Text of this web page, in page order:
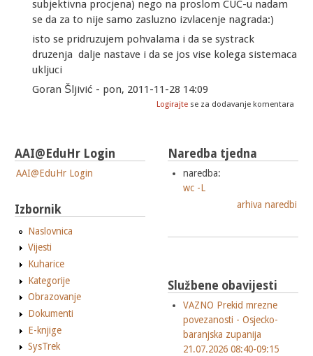
subjektivna procjena) nego na proslom CUC-u nadam
se da za to nije samo zasluzno izvlacenje nagrada:)
isto se pridruzujem pohvalama i da se systrack
druzenja dalje nastave i da se jos vise kolega sistemaca
ukljuci
Goran Šljivić - pon, 2011-11-28 14:09
Logirajte se za dodavanje komentara
AAI@EduHr Login
AAI@EduHr Login
Izbornik
Naslovnica
Vijesti
Kuharice
Kategorije
Obrazovanje
Dokumenti
E-knjige
SysTrek
Naredba tjedna
naredba:
wc -L
arhiva naredbi
Službene obavijesti
VAZNO Prekid mrezne
povezanosti - Osjecko-
baranjska zupanija
21.07.2026 08:40-09:15